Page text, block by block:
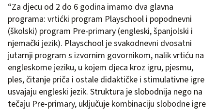
“Za djecu od 2 do 6 godina imamo dva glavna
programa: vrtićki program Playschool i popodnevni
(školski) program Pre-primary (engleski, španjolski i
njemački jezik). Playschool je svakodnevni dvosatni
jutarnji program s izvornim govornikom, nalik vrtiću na
engleskome jeziku, u kojem djeca kroz igru, pjesmu,
ples, čitanje priča i ostale didaktičke i stimulativne igre
usvajaju engleski jezik. Struktura je slobodnija nego na
tečaju Pre-primary, uključuje kombinaciju slobodne igre